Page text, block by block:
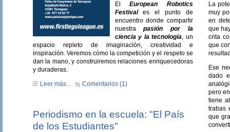
ElEuropean Robotics
Festivales el punto de
encuentro donde compartir
nuestrapasión por la
ciencia y la tecnología, un
espacio repleto de imaginación, creatividad e
inspiración. Veremos cómo la competición y el respeto se
dan la mano, y construiremos relaciones enriquecedoras
y duraderas.
Leer más...
Comentarios (1)
Periodismo en la escuela: "El País
de los Estudiantes"
La
muy
en
que
crita
que
Ese
dado
pero
tiene
trabas
que